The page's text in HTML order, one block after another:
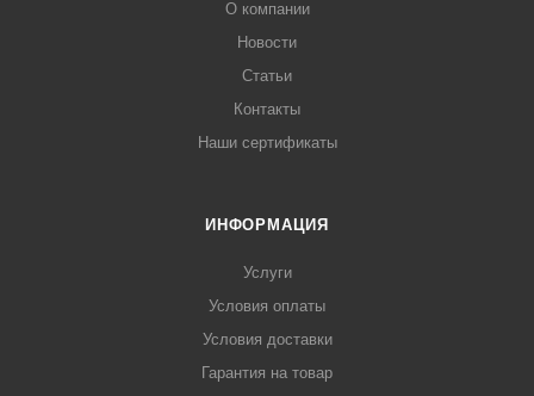
О компании
Новости
Статьи
Контакты
Наши сертификаты
ИНФОРМАЦИЯ
Услуги
Условия оплаты
Условия доставки
Гарантия на товар